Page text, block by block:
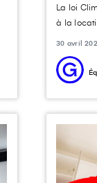
La loi
à la
30 avril